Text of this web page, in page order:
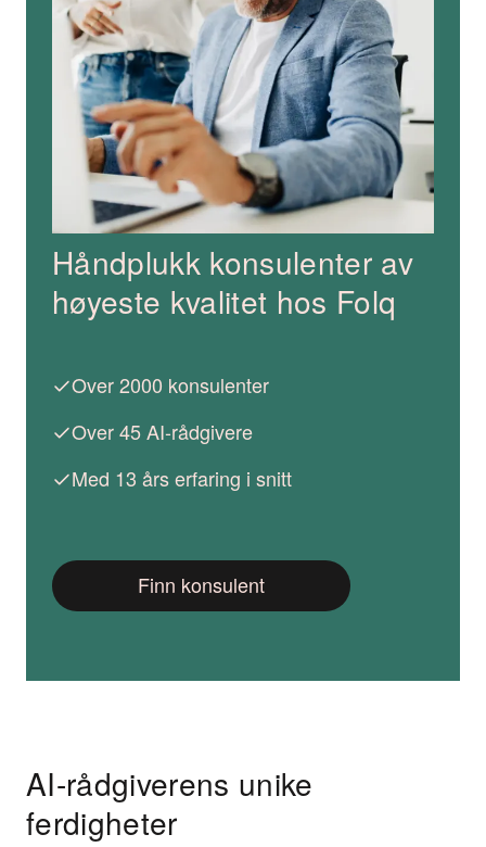
Håndplukk konsulenter av
høyeste kvalitet hos Folq
Over 2000 konsulenter
Over 45 AI-rådgivere
Med 13 års erfaring i snitt
Finn konsulent
AI-rådgiverens unike
ferdigheter